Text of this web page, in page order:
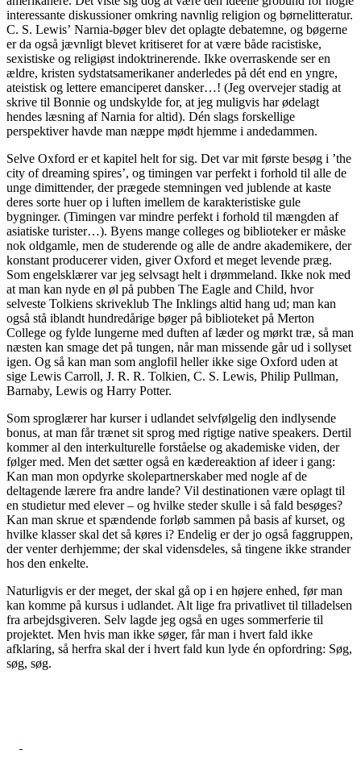
interessante diskussioner omkring navnlig religion og børnelitteratur.
C. S. Lewis’ Narnia-bøger blev det oplagte debatemne, og bøgerne
er da også jævnligt blevet kritiseret for at være både racistiske,
sexistiske og religiøst indoktrinerende. Ikke overraskende ser en
ældre, kristen sydstatsamerikaner anderledes på dét end en yngre,
ateistisk og lettere emanciperet dansker…! (Jeg overvejer stadig at
skrive til Bonnie og undskylde for, at jeg muligvis har ødelagt
hendes læsning af Narnia for altid). Dén slags forskellige
perspektiver havde man næppe mødt hjemme i andedammen.
Selve Oxford er et kapitel helt for sig. Det var mit første besøg i ’the
city of dreaming spires’, og timingen var perfekt i forhold til alle de
unge dimittender, der prægede stemningen ved jublende at kaste
deres sorte huer op i luften imellem de karakteristiske gule
bygninger. (Timingen var mindre perfekt i forhold til mængden af
asiatiske turister…). Byens mange colleges og biblioteker er måske
nok oldgamle, men de studerende og alle de andre akademikere, der
konstant producerer viden, giver Oxford et meget levende præg.
Som engelsklærer var jeg selvsagt helt i drømmeland. Ikke nok med
at man kan nyde en øl på pubben The Eagle and Child, hvor
selveste Tolkiens skriveklub The Inklings altid hang ud; man kan
også stå iblandt hundredårige bøger på biblioteket på Merton
College og fylde lungerne med duften af læder og mørkt træ, så man
næsten kan smage det på tungen, når man missende går ud i sollyset
igen. Og så kan man som anglofil heller ikke sige Oxford uden at
sige Lewis Carroll, J. R. R. Tolkien, C. S. Lewis, Philip Pullman,
Barnaby, Lewis og Harry Potter.
Som sproglærer har kurser i udlandet selvfølgelig den indlysende
bonus, at man får trænet sit sprog med rigtige native speakers. Dertil
kommer al den interkulturelle forståelse og akademiske viden, der
følger med. Men det sætter også en kædereaktion af ideer i gang:
Kan man mon opdyrke skolepartnerskaber med nogle af de
deltagende lærere fra andre lande? Vil destinationen være oplagt til
en studietur med elever – og hvilke steder skulle i så fald besøges?
Kan man skrue et spændende forløb sammen på basis af kurset, og
hvilke klasser skal det så køres i? Endelig er der jo også faggruppen,
der venter derhjemme; der skal vidensdeles, så tingene ikke strander
hos den enkelte.
Naturligvis er der meget, der skal gå op i en højere enhed, før man
kan komme på kursus i udlandet. Alt lige fra privatlivet til tilladelsen
fra arbejdsgiveren. Selv lagde jeg også en uges sommerferie til
projektet. Men hvis man ikke søger, får man i hvert fald ikke
afklaring, så herfra skal der i hvert fald kun lyde én opfordring: Søg,
søg, søg.